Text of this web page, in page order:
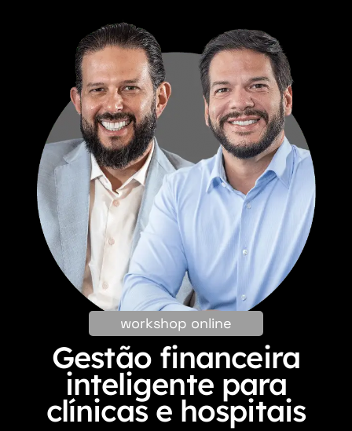
workshop online
Gestão financeira
inteligente para
clínicas e hospitais